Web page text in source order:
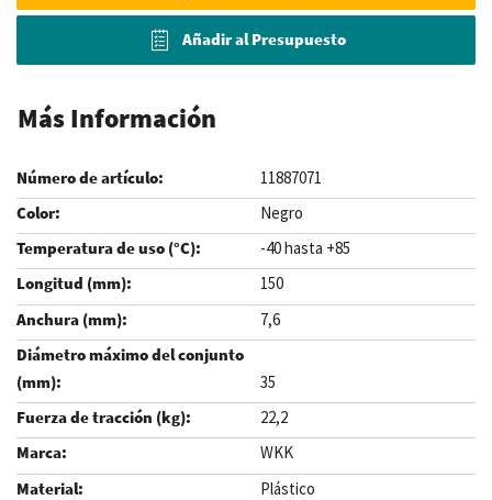
Añadir al Presupuesto
Más Información
11887071
Negro
-40 hasta +85
150
7,6
35
22,2
WKK
Plástico